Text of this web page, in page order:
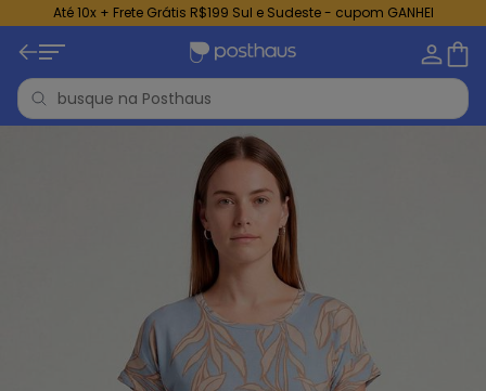
Até 10x + Frete Grátis R$199 Sul e Sudeste - cupom GANHEI